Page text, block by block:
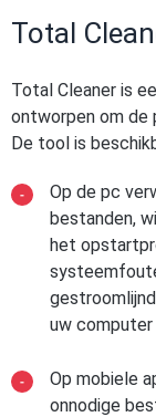
Total
Total Cleaner is
ontworpen om de
De tool is
Op de pc
bestanden,
het
uw
Op mobiele
onnodige